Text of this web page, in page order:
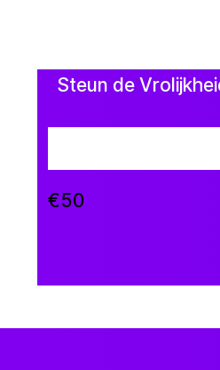
Steun de
€50